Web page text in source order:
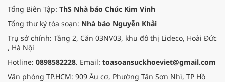
Tổng Biên Tập: ThS Nhà báo Chúc Kim Vinh
Tổng thư ký tòa soạn: Nhà báo Nguyễn Khải
Trụ sở chính: Tầng 2, Căn 03NV03, khu đô thị Lideco, Hoài Đức
, Hà Nội
Hotline: 0898582228. Email: toasoansuckhoeviet@gmail.com
Văn phòng TP.HCM: 909 Âu cơ, Phường Tân Sơn Nhì, TP Hồ